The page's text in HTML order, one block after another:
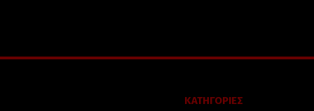
ΚΑΤΗΓΟΡΙΕΣ